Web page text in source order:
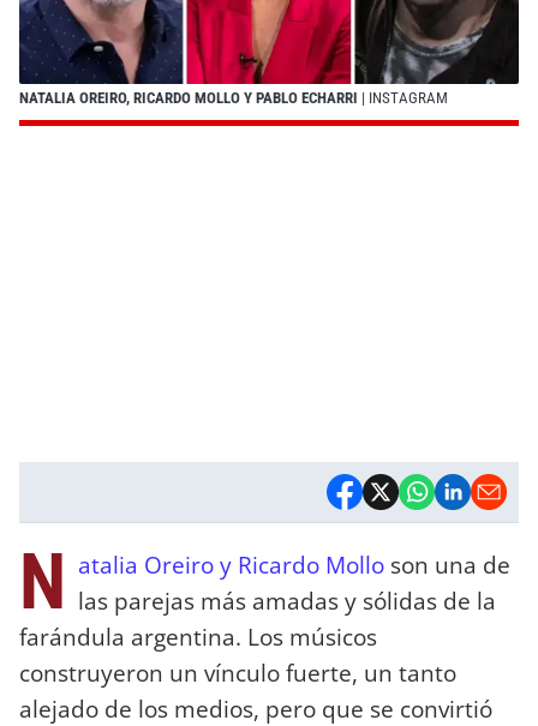
NATALIA OREIRO, RICARDO MOLLO Y PABLO ECHARRI | INSTAGRAM
N atalia Oreiro y Ricardo Mollo son una de
las parejas más amadas y sólidas de la
farándula argentina. Los músicos
construyeron un vínculo fuerte, un tanto
alejado de los medios, pero que se convirtió